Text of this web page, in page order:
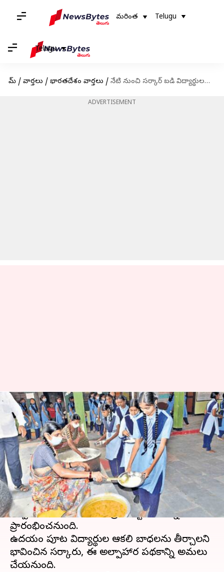
మరింత Telugu
Telugu
హోమ్ / వార్తలు / భారతదేశం వార్తలు / నేటి నుంచి సర్కార్ బడి విద్యార్థులకు ఉచిత అల్పాహారం.. మెనూ వివరాలు ఇవే
ADVERTISEMENT
నేటి నుంచి సర్కార్ బడి విద్యార్థులకు
ఉచిత అల్పాహారం.. మెనూ
వివరాలు ఇవే
వ్రాసిన వారు TEJAVYAS BESTHA Oct 06, 2023 09:43 am
ఈ వార్తాకథనం ఏంటి
తెలంగాణలోని బడి పిల్లలకు ప్రభుత్వం శుభవార్త
చెప్పింది. ఈ మేరకు సీఎం బ్రేక్ ఫాస్ట్ పథకాన్ని ఇవాళ
ప్రారంభించనుంది.
ఉదయం పూట విద్యార్థుల ఆకలి బాధలను తీర్చాలని
భావించిన సర్కారు, ఈ అల్పాహార పథకాన్ని అమలు